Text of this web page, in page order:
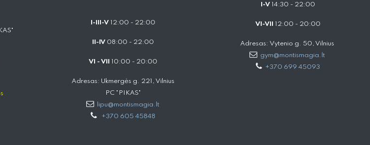
I-III-V 12:00 - 22:00
II-IV 08:00 - 22:00
VI - VII 10:00 - 20:00
Adresas: Ukmergės g. 221, Vilnius
PC "PIKAS"
lipu@montismagia.lt
+370 605 45848
I-V14:30 - 22:00
VI-VII 12:00 - 20:00
Adresas: Vytenio g. 50, Vilnius
gym@montismagia.lt
+370 699 45093